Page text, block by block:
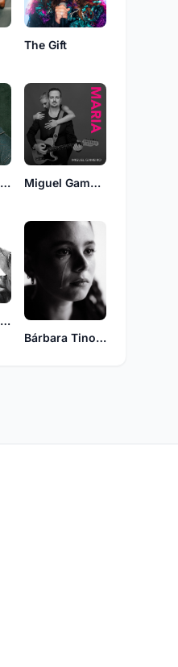
The Gift
Fernando Daniel Miguel Gameiro
Carolina Deslandes
Bárbara Tinoco